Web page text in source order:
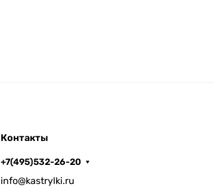
Контакты
+7(495)532-26-20
info@kastrylki.ru